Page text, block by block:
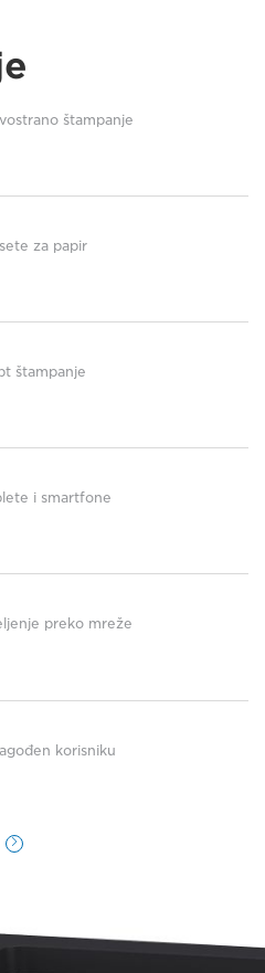
štampanje
za papir
štampanje
i smartfone
preko mreže
korisniku